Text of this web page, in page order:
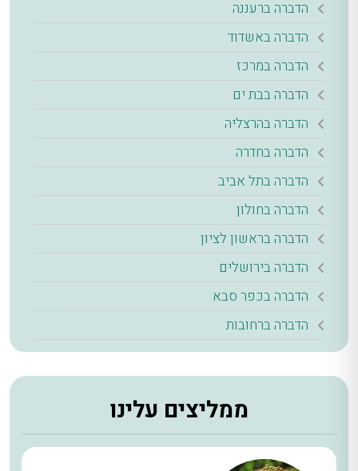
הדברה ברעננה
הדברה באשדוד
הדברה במרכז
הדברה בבת ים
הדברה בהרצליה
הדברה בחדרה
הדברה בתל אביב
הדברה בחולון
הדברה בראשון לציון
הדברה בירושלים
הדברה בכפר סבא
הדברה ברחובות
ממליצים עלינו